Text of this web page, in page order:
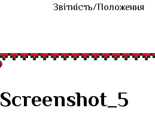
Звітність/Положення
Screenshot_5